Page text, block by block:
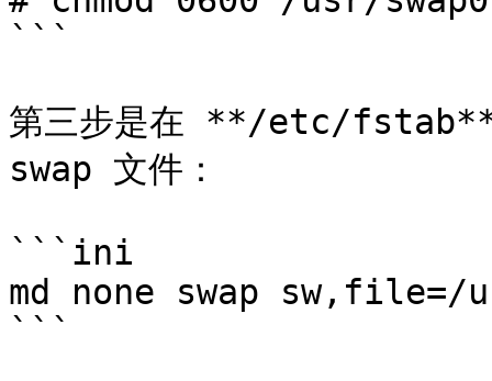
```
第三步是在 **/etc/fstab**
swap 文件：
```ini
md none swap
```